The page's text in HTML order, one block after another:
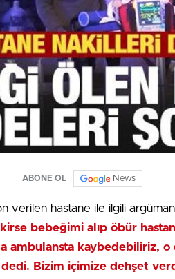
ABONE OL News
verilen hastane ile ilgili
bebeğimi alıp öbür
ambulansta kaybedebiliriz,
Bizim içimize dehşet